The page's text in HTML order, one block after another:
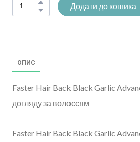
Додати до кошика
ОПИС
Faster Hair Back Black Garlic
догляду за волоссям
Faster Hair Back Black Garlic